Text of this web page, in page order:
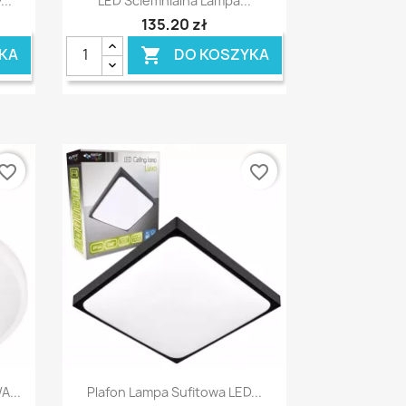
135,20 zł
 DO KOSZYKA
Szybki podgląd
Plafon Lampa Sufitowa LED...
favorite_border